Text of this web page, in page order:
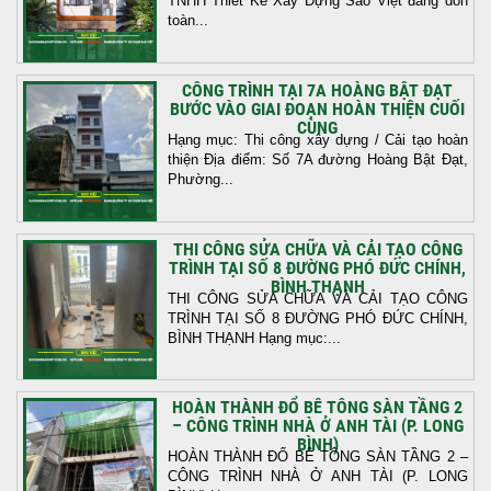
toàn...
CÔNG TRÌNH TẠI 7A HOÀNG BẬT ĐẠT
BƯỚC VÀO GIAI ĐOẠN HOÀN THIỆN CUỐI
CÙNG
Hạng mục: Thi công xây dựng / Cải tạo hoàn
thiện Địa điểm: Số 7A đường Hoàng Bật Đạt,
Phường...
THI CÔNG SỬA CHỮA VÀ CẢI TẠO CÔNG
TRÌNH TẠI SỐ 8 ĐƯỜNG PHÓ ĐỨC CHÍNH,
BÌNH THẠNH
THI CÔNG SỬA CHỮA VÀ CẢI TẠO CÔNG
TRÌNH TẠI SỐ 8 ĐƯỜNG PHÓ ĐỨC CHÍNH,
BÌNH THẠNH Hạng mục:...
HOÀN THÀNH ĐỔ BÊ TÔNG SÀN TẦNG 2
– CÔNG TRÌNH NHÀ Ở ANH TÀI (P. LONG
BÌNH)
HOÀN THÀNH ĐỔ BÊ TÔNG SÀN TẦNG 2 –
CÔNG TRÌNH NHÀ Ở ANH TÀI (P. LONG